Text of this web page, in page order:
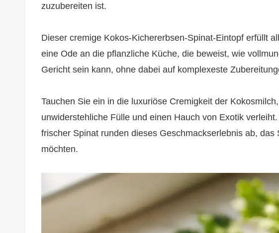
zuzubereiten ist.
Dieser cremige Kokos-Kichererbsen-Spinat-Eintopf erfüllt
eine Ode an die pflanzliche Küche, die beweist, wie
Gericht sein kann, ohne dabei auf komplexeste
Tauchen Sie ein in die luxuriöse Cremigkeit der
unwiderstehliche Fülle und einen Hauch von Exotik
frischer Spinat runden dieses Geschmackserlebnis ab, das
möchten.